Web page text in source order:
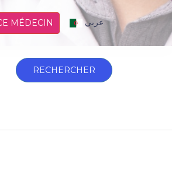
MÉDECIN عربي
RECHERCHER